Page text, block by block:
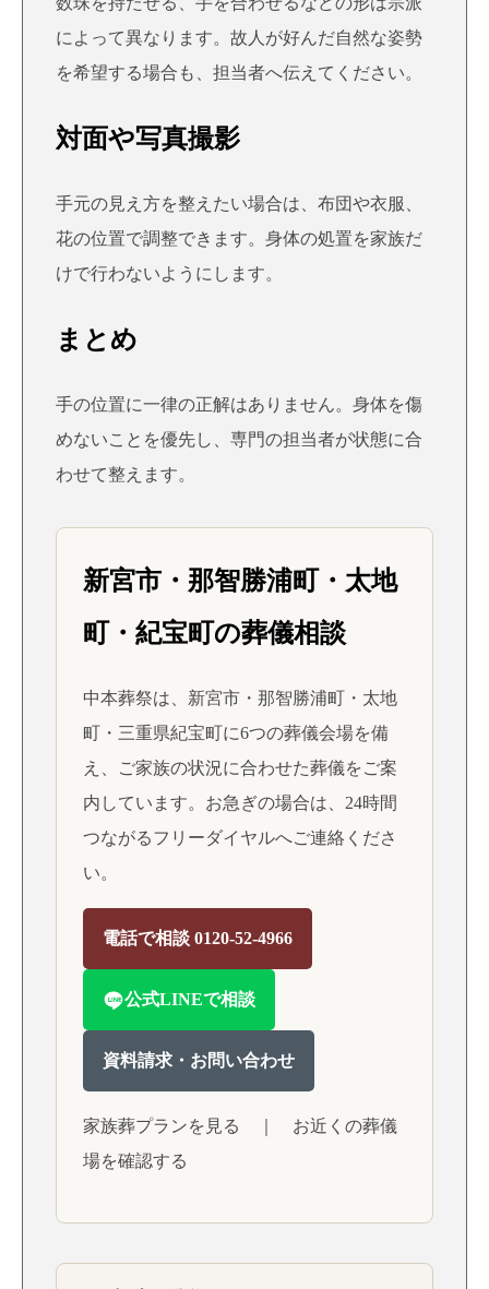
によって異なります。故人が好んだ自然な姿勢
を希望する場合も、担当者へ伝えてください。
対面や写真撮影
手元の見え方を整えたい場合は、布団や衣服、
花の位置で調整できます。身体の処置を家族だ
けで行わないようにします。
まとめ
手の位置に一律の正解はありません。身体を傷
めないことを優先し、専門の担当者が状態に合
わせて整えます。
新宮市・那智勝浦町・太地
町・紀宝町の葬儀相談
中本葬祭は、新宮市・那智勝浦町・太地
町・三重県紀宝町に6つの葬儀会場を備
え、ご家族の状況に合わせた葬儀をご案
内しています。お急ぎの場合は、24時間
つながるフリーダイヤルへご連絡くださ
い。
電話で相談 0120-52-4966
公式LINEで相談
資料請求・お問い合わせ
家族葬プランを見る
お近くの葬儀
場を確認する